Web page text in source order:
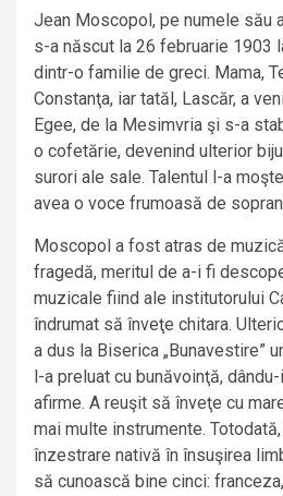
Jean Moscopol, pe numele său
s-a născut la 26 februarie 1903
dintr-o familie de greci. Mama,
Constanţa, iar tatăl, Lascăr, a
Egee, de la Mesimvria şi s-a
o cofetărie, devenind ulterior
surori ale sale. Talentul l-a
avea o voce frumoasă de
Moscopol a fost atras de
fragedă, meritul de a-i fi
muzicale fiind ale institutorului
îndrumat să înveţe chitara.
a dus la Biserica „Bunavestire”
l-a preluat cu bunăvoinţă,
afirme. A reuşit să înveţe cu
mai multe instrumente.
înzestrare nativă în însuşirea
să cunoască bine cinci: